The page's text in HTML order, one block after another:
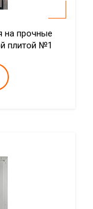
на прочные
плитой №1